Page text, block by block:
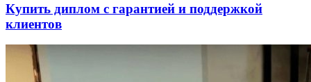
Купить диплом с гарантией и поддержкой
клиентов